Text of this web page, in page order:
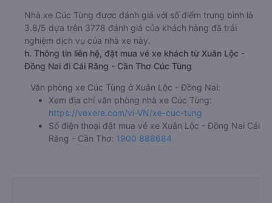
Nhà xe Cúc Tùng được đánh giá với số điểm trung bình là
3.8/5 dựa trên 3778 đánh giá của khách hàng đã trải
nghiệm dịch vụ của nhà xe này.
h. Thông tin liên hệ, đặt mua vé xe khách từ Xuân Lộc -
Đồng Nai đi Cái Răng - Cần Thơ Cúc Tùng
Văn phòng xe Cúc Tùng ở Xuân Lộc - Đồng Nai:
Xem địa chỉ văn phòng nhà xe Cúc Tùng:
https://vexere.com/vi-VN/xe-cuc-tung
Số điện thoại đặt mua vé xe Xuân Lộc - Đồng Nai Cái
Răng - Cần Thơ: 1900 888684